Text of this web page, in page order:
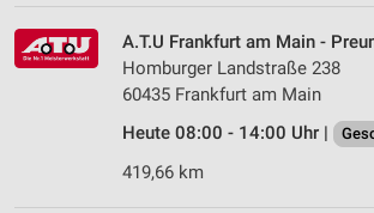
A.T.U Frankfurt am Main -
Homburger Landstraße 238
60435 Frankfurt am Main
Heute 08:00 - 14:00 Uhr |
419,66 km